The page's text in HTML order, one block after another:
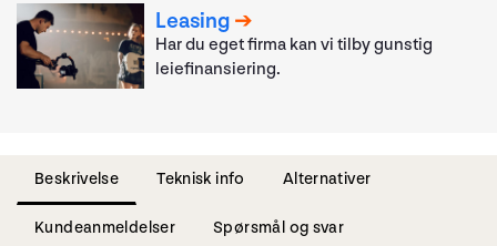
Leasing
Har du eget firma kan vi tilby gunstig
leiefinansiering.
Beskrivelse Teknisk info Alternativer
Kundeanmeldelser Spørsmål og svar